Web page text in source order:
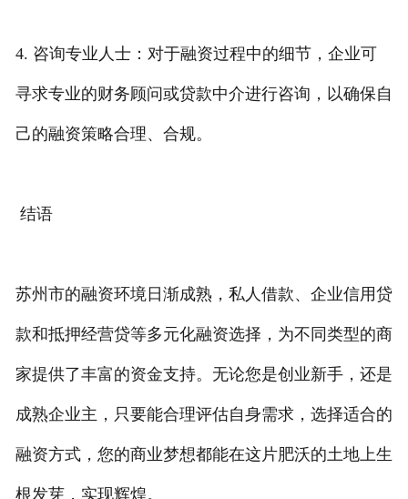
4. 咨询专业人士：对于融资过程中的细节，企业可
寻求专业的财务顾问或贷款中介进行咨询，以确保自
己的融资策略合理、合规。
结语
苏州市的融资环境日渐成熟，私人借款、企业信用贷
款和抵押经营贷等多元化融资选择，为不同类型的商
家提供了丰富的资金支持。无论您是创业新手，还是
成熟企业主，只要能合理评估自身需求，选择适合的
融资方式，您的商业梦想都能在这片肥沃的土地上生
根发芽，实现辉煌。